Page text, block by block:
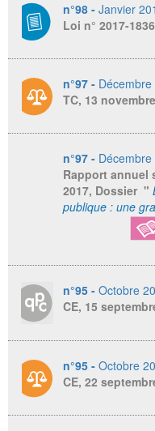
n°98 - Janvier
Loi n° 2017-
n°97 -
TC, 13
n°97 -
Rapport annuel
2017, Dossier "
publique : une
n°95 - Octobre
CE, 15
n°95 - Octobre
CE, 22